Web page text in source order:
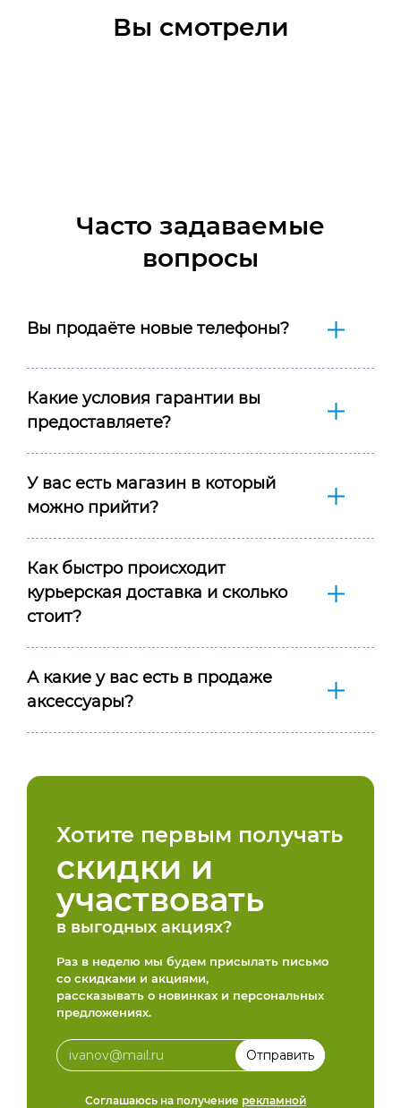
Вы смотрели
Часто задаваемые
вопросы
Вы продаёте новые телефоны?
Какие условия гарантии вы
предоставляете?
У вас есть магазин в который
можно прийти?
Как быстро происходит
курьерская доставка и сколько
стоит?
А какие у вас есть в продаже
аксессуары?
Хотите первым получать
скидки и
участвовать
в выгодных акциях?
Раз в неделю мы будем присылать письмо
со скидками и акциями,
рассказывать о новинках и персональных
предложениях.
Соглашаюсь на получение рекламной